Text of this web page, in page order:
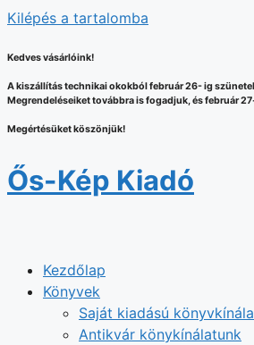
Kilépés a tartalomba
Kedves vásárlóink!
A kiszállítás technikai okokból február 26- ig
Megrendeléseiket továbbra is fogadjuk, és február
Megértésüket köszönjük!
Ős-Kép Kiadó
Kezdőlap
Könyvek
Saját kiadású
Antikvár könykínálatunk